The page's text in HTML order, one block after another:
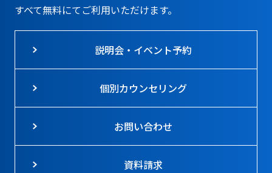
すべて無料にてご利用いただけます。
説明会・イベント予約
個別カウンセリング
お問い合わせ
資料請求